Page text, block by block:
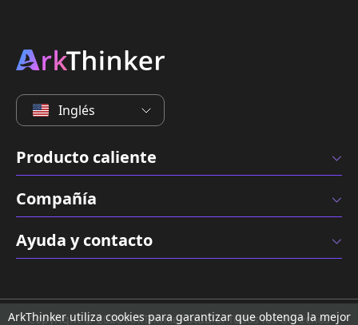
Inglés
Producto caliente
Compañía
Ayuda y contacto
Copyright © 2026 ArkThinker Studio. Todos los derechos
ArkThinker utiliza cookies para garantizar que obtenga la mejor